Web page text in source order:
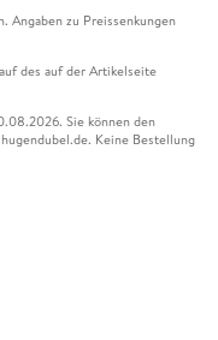
Angaben zu Preissenkungen
des auf der Artikelseite
Sie können den
Keine Bestellung